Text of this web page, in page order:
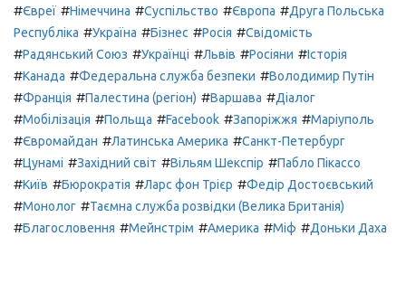
#Євреї #Німеччина #Суспільство #Європа #Друга Польська
Республіка #Україна #Бізнес #Росія #Свідомість
#Радянський Союз #Українці #Львів #Росіяни #Історія
#Канада #Федеральна служба безпеки #Володимир Путін
#Франція #Палестина (регіон) #Варшава #Діалог
#Мобілізація #Польща #Facebook #Запоріжжя #Маріуполь
#Євромайдан #Латинська Америка #Санкт-Петербург
#Цунамі #Західний світ #Вільям Шекспір #Пабло Пікассо
#Київ #Бюрократія #Ларс фон Трієр #Федір Достоєвський
#Монолог #Таємна служба розвідки (Велика Британія)
#Благословення #Мейнстрім #Америка #Міф #Доньки Даха